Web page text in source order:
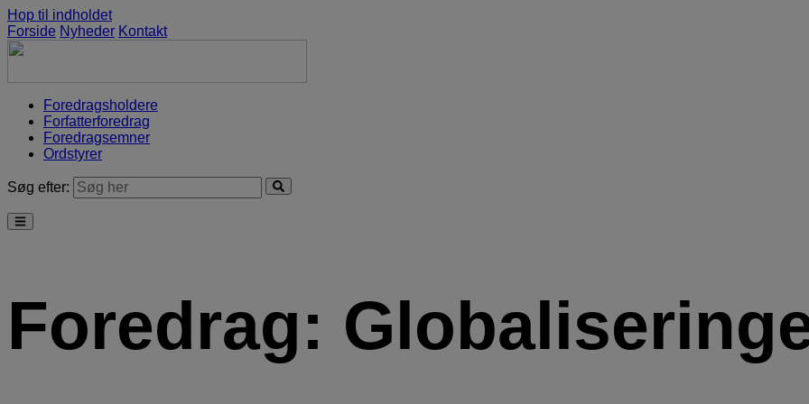
Hop til indholdet
Forside Nyheder Kontakt
Foredragsholdere
Forfatterforedrag
Foredragsemner
Ordstyrer
Søg efter:
Foredrag: